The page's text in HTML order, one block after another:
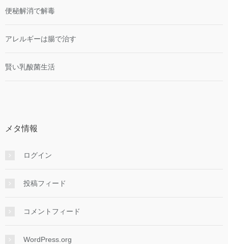
便秘解消で解毒
アレルギーは腸で治す
賢い乳酸菌生活
メタ情報
ログイン
投稿フィード
コメントフィード
WordPress.org